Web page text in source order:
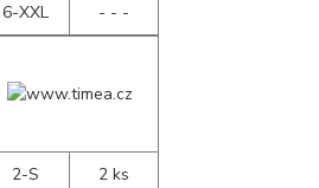
6-XXL
- - -
2-S
2 ks